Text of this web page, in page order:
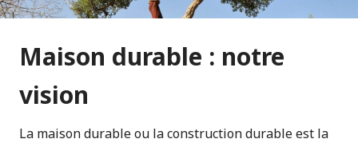
Maison durable : notre
vision
La maison durable ou la construction durable est la